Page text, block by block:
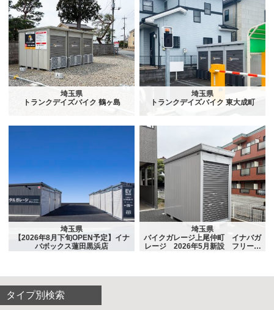
埼玉県
トランクデイズバイク 鶴ヶ島
埼玉県
トランクデイズバイク 東大成町
埼玉県
【2026年8月下旬OPEN予定】イナ
バボックス蓮田黒浜店
埼玉県
バイクガレージ上尾仲町 イナバガ
レージ 2026年5月新設 フリーレ
タイプ別検索